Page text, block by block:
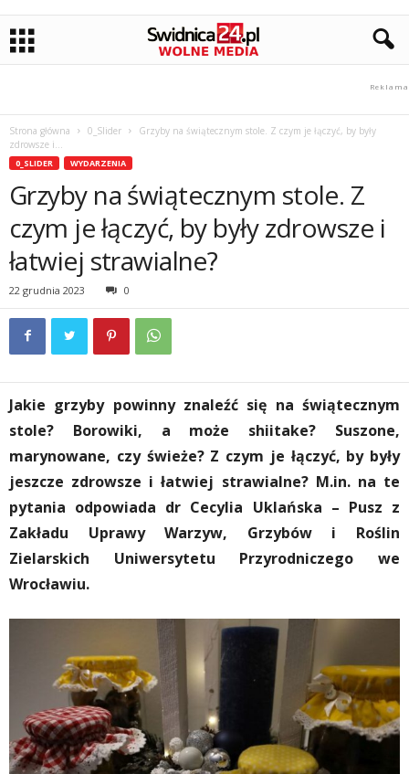
Strona główna 0_Slider
Grzyby na świątecznym stole. Z czym je łączyć, by były
zdrowsze i...
0_SLIDER WYDARZENIA
Grzyby na świątecznym stole. Z
czym je łączyć, by były zdrowsze i
łatwiej strawialne?
22 grudnia 2023 0
Jakie grzyby powinny znaleźć się na świątecznym
stole? Borowiki, a może shiitake? Suszone,
marynowane, czy świeże? Z czym je łączyć, by były
jeszcze zdrowsze i łatwiej strawialne? M.in. na te
pytania odpowiada dr Cecylia Uklańska – Pusz z
Zakładu Uprawy Warzyw, Grzybów i Roślin
Zielarskich Uniwersytetu Przyrodniczego we
Wrocławiu.